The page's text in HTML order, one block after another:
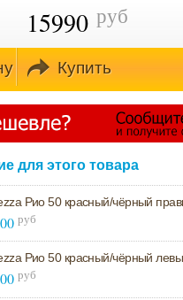
15990 руб
Купить
для этого товара
Рио 50 красный/чёрный
руб
Рио 50 красный/чёрный
руб